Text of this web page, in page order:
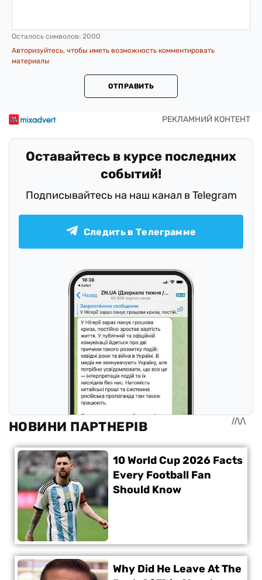
Осталось символов: 2000
Авторизуйтесь, чтобы иметь возможность комментировать
материалы
ОТПРАВИТЬ
Оставайтесь в курсе последних
событий!
Подписывайтесь на наш канал в Telegram
Следить в Телеграмме